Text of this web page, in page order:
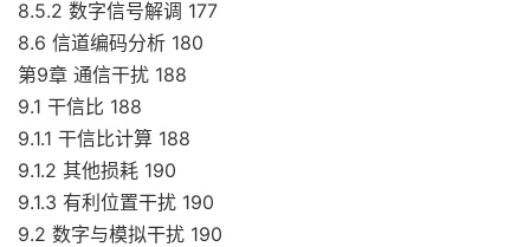
8.5.2 数字信号解调 177
8.6 信道编码分析 180
第9章 通信干扰 188
9.1 干信比 188
9.1.1 干信比计算 188
9.1.2 其他损耗 190
9.1.3 有利位置干扰 190
9.2 数字与模拟干扰 190